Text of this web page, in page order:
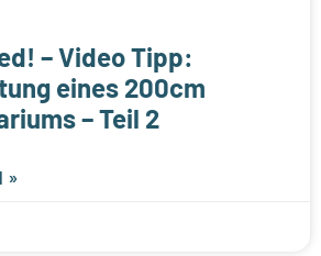
– Video Tipp:
eines 200cm
– Teil 2
»